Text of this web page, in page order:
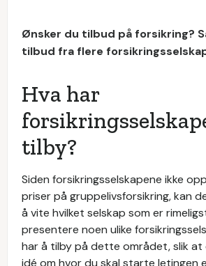
Ønsker du tilbud på forsikring?
tilbud fra flere
Hva har
tilby?
Siden forsikringsselskapene ikke
priser på gruppelivsforsikring, kan
å vite hvilket selskap som er
presentere noen ulike
har å tilby på dette området, slik at
idé om hvor du skal starte letingen